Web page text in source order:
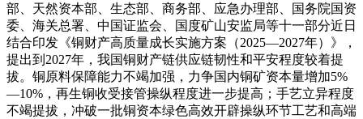
部、天然资本部、生态部、商务部、应急办理部、国务院国资
委、海关总署、中国证监会、国度矿山安监局等十一部分近日
结合印发《铜财产高质量成长实施方案（2025—2027年）》，
提出到2027年，我国铜财产链供应链韧性和平安程度较着提
拔。铜原料保障能力不竭加强，力争国内铜矿资本量增加5%
—10%，再生铜收受接管操纵程度进一步提高；手艺立异程度
不竭提拔，冲破一批铜资本绿色高效开辟操纵环节工艺和高端